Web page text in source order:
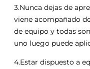
3.Nunca dejas de
viene acompañado
de equipo y todas
uno luego puede
4.Estar dispuesto a